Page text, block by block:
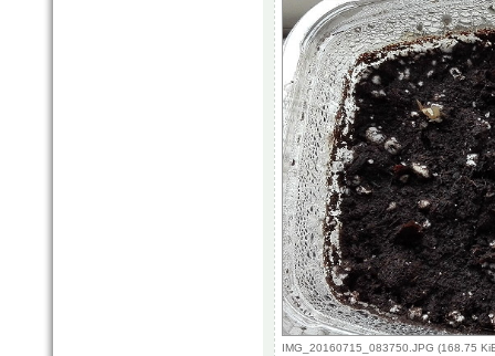
IMG_20160715_083750.JPG (168.75